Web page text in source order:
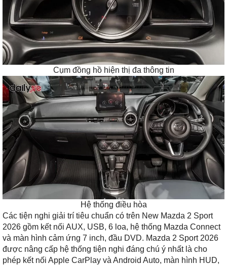
Cụm đồng hồ hiện thị đa thông tin
Hệ thống điều hòa
Các tiện nghi giải trí tiêu chuẩn có trên New Mazda 2 Sport
2026 gồm kết nối AUX, USB, 6 loa, hệ thống Mazda Connect
và màn hình cảm ứng 7 inch, đầu DVD. Mazda 2 Sport 2026
được nâng cấp hệ thống tiện nghi đáng chú ý nhất là cho
phép kết nối Apple CarPlay và Android Auto, màn hình HUD,